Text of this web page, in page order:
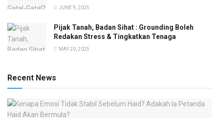
JUNE 9, 2025
Pijak Tanah, Badan Sihat : Grounding Boleh
Redakan Stress & Tingkatkan Tenaga
MAY 20, 2025
Recent News